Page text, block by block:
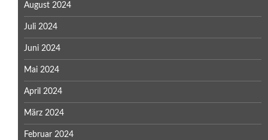
August 2024
Juli 2024
Juni 2024
Mai 2024
April 2024
März 2024
Februar 2024